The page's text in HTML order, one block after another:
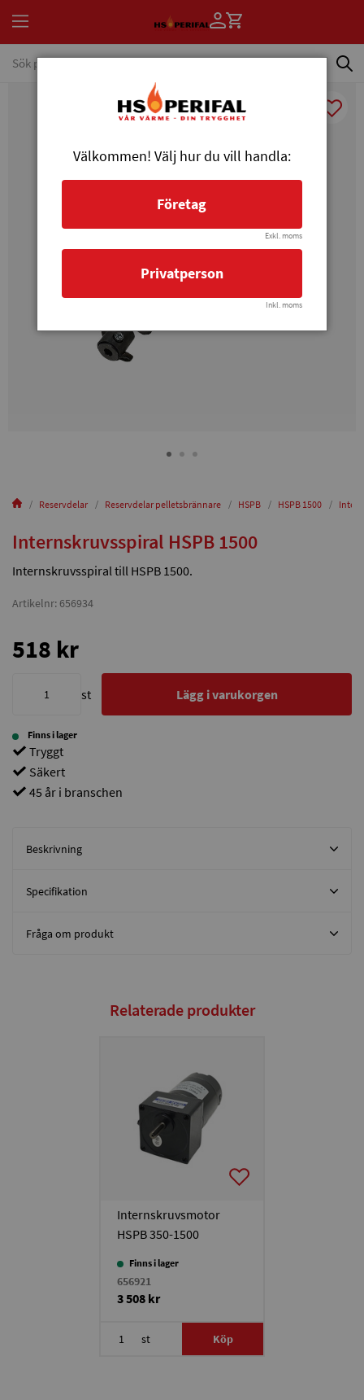
Reservdelar Reservdelar pelletsbrännare HSPB HSPB 1500
Internskruvsspiral HSPB 1500
Internskruvsspiral till HSPB 1500.
Artikelnr: 656934
518 kr
st Lägg i varukorgen
Finns i lager
Tryggt
Säkert
45 år i branschen
Beskrivning
Specifikation
Fråga om produkt
Relaterade produkter
Internskruvsmotor
HSPB 350-1500
Finns i lager
656921
3 508 kr
st Köp
Välkommen! Välj hur du vill handla:
Företag
Exkl. moms
Privatperson
Inkl. moms